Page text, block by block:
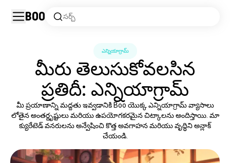
Boo సర్చ్
ఎన్నియాగ్రామ్
మీరు తెలుసుకోవలసిన
ప్రతిదీ: ఎన్నియాగ్రామ్
మీ ప్రయాణాన్ని మద్దతు ఇవ్వడానికి Boo యొక్క ఎన్నియాగ్రామ్ వ్యాసాలు
లోతైన అంతర్దృష్టులు మరియు ఉపయోగకరమైన చిట్కాలను అందిస్తాయి. మా
క్యురేటెడ్ వనరులను అన్వేషించి కొత్త అవగాహన మరియు వృద్ధిని అన్లాక్
చేయండి.